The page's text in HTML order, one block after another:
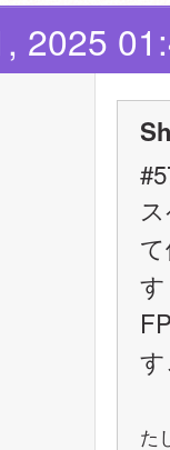
2025
す
た